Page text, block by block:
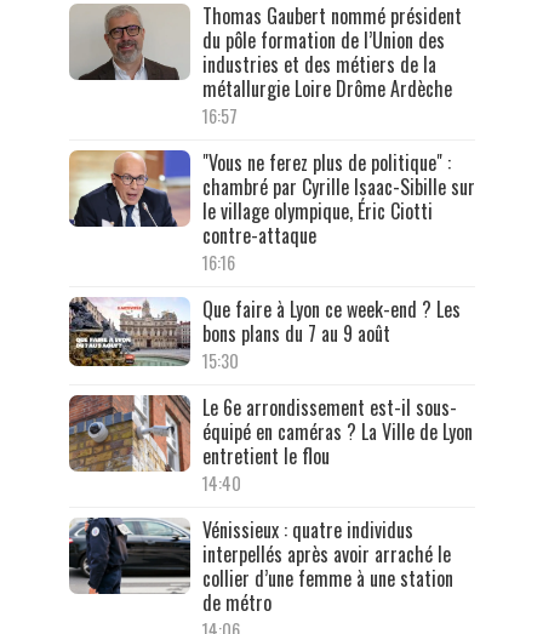
Thomas Gaubert nommé président
du pôle formation de l’Union des
industries et des métiers de la
métallurgie Loire Drôme Ardèche
16:57
"Vous ne ferez plus de politique" :
chambré par Cyrille Isaac-Sibille sur
le village olympique, Éric Ciotti
contre-attaque
16:16
Que faire à Lyon ce week-end ? Les
bons plans du 7 au 9 août
15:30
Le 6e arrondissement est-il sous-
équipé en caméras ? La Ville de Lyon
entretient le flou
14:40
Vénissieux : quatre individus
interpellés après avoir arraché le
collier d’une femme à une station
de métro